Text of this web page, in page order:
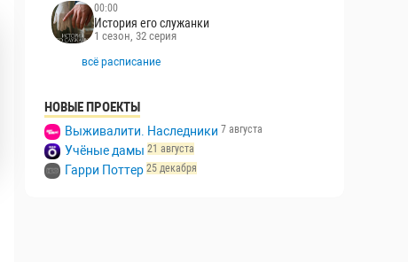
00:00
История его служанки
1 сезон, 32 серия
всё расписание
НОВЫЕ ПРОЕКТЫ
Выживалити. Наследники 7 августа
Учёные дамы 21 августа
Гарри Поттер 25 декабря